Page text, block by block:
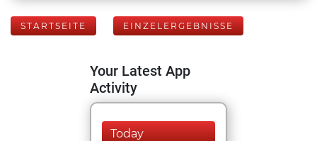
STARTSEITE EINZELERGEBNISSE
Your Latest App
Activity
Today